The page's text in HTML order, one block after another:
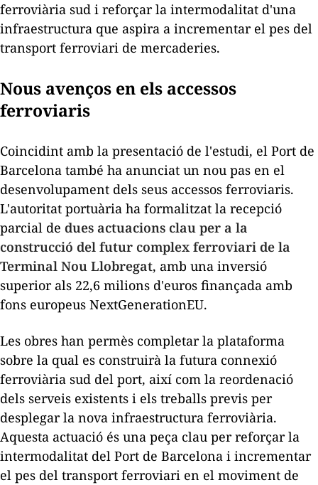
ferroviària sud i reforçar la intermodalitat d'una
infraestructura que aspira a incrementar el pes del
transport ferroviari de mercaderies.
Nous avenços en els accessos
ferroviaris
Coincidint amb la presentació de l'estudi, el Port de
Barcelona també ha anunciat un nou pas en el
desenvolupament dels seus accessos ferroviaris.
L'autoritat portuària ha formalitzat la recepció
parcial de dues actuacions clau per a la
construcció del futur complex ferroviari de la
Terminal Nou Llobregat, amb una inversió
superior als 22,6 milions d'euros finançada amb
fons europeus NextGenerationEU.
Les obres han permès completar la plataforma
sobre la qual es construirà la futura connexió
ferroviària sud del port, així com la reordenació
dels serveis existents i els treballs previs per
desplegar la nova infraestructura ferroviària.
Aquesta actuació és una peça clau per reforçar la
intermodalitat del Port de Barcelona i incrementar
el pes del transport ferroviari en el moviment de